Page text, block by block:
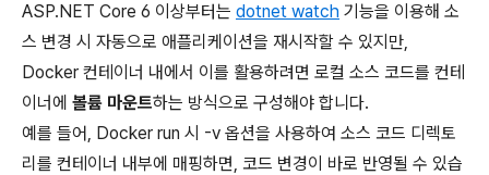
ASP.NET Core 6 이상부터는 dotnet watch 기능을 이용해 소
스 변경 시 자동으로 애플리케이션을 재시작할 수 있지만,
Docker 컨테이너 내에서 이를 활용하려면 로컬 소스 코드를 컨테
이너에 볼륨 마운트하는 방식으로 구성해야 합니다.
예를 들어, Docker run 시 -v 옵션을 사용하여 소스 코드 디렉토
리를 컨테이너 내부에 매핑하면, 코드 변경이 바로 반영될 수 있습